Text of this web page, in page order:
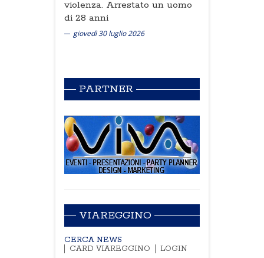
violenza. Arrestato un uomo
di 28 anni
giovedì 30 luglio 2026
PARTNER
VIAREGGINO
CERCA NEWS
CARD VIAREGGINO
LOGIN